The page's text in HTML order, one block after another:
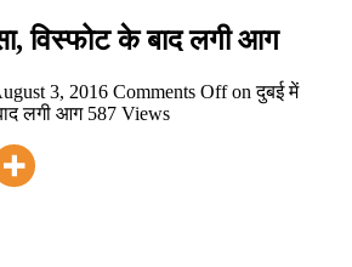
विस्फोट के बाद लगी आग
3, 2016 Comments Offon दुबई में
लगी आग 587 Views